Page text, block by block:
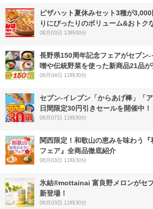
ピザハット夏休みセット3種が
りにぴったりのボリューム&おトク
08月03日 13時00分
長野県150周年記念フェアがセブ
噌や伝統野菜を使った新商品21品が
08月04日 11時30分
セブン‐イレブン「からあげ棒」「
日間限定30円引きセールを開催中！
08月07日 11時30分
関西限定！和歌山の恵みを味わう
フェア』全商品徹底紹介
08月03日 11時30分
氷結®mottainai 富良野メロンがセ
新登場！
08月03日 11時30分